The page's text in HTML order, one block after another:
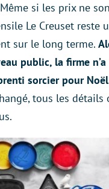
si les prix ne
Le Creuset reste
sur le long terme.
public, la firme
sorcier pour
tous les détails